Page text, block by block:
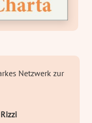
Netzwerk zur